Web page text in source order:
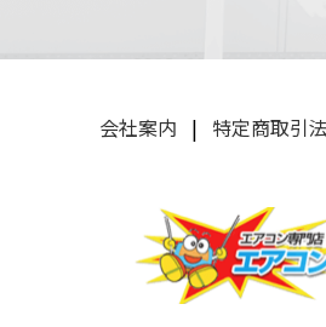
会社案内 | 特定商取引